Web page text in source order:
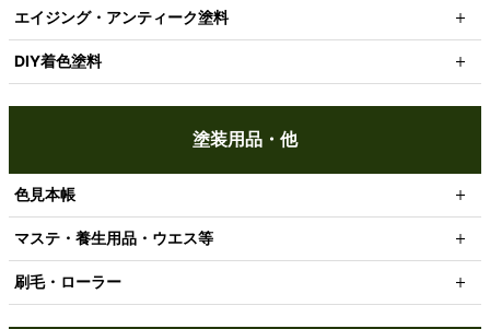
エイジング・アンティーク塗料
DIY着色塗料
塗装用品・他
色見本帳
マステ・養生用品・ウエス等
刷毛・ローラー